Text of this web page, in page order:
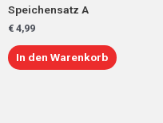
Speichensatz A
€ 4,99
In den Warenkorb